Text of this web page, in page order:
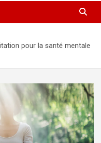
pour la santé mentale